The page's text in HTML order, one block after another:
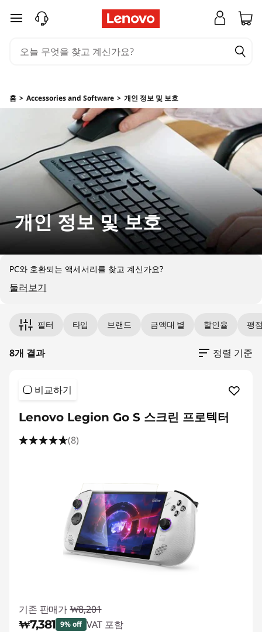
C
u
e
r
P
r
v
y
주요 콘텐츠로 건너뛰기
홈 > Accessories and Software > 개인 정보 및 보호
개인 정보 및 보호
PC와 호환되는 액세서리를 찾고 계신가요?
둘러보기
필터 타입 브랜드 금액대 별 할인율 평
8개 결과 정렬 기준
비교하기
Lenovo Legion Go S 스크린 프로텍터
(8)
기존 판매가 ₩8,201
₩7,381 9% off VAT 포함